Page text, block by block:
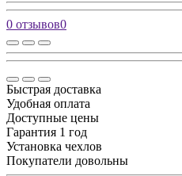
0 отзывов0
Быстрая доставка
Удобная оплата
Доступные цены
Гарантия 1 год
Установка чехлов
Покупатели довольны